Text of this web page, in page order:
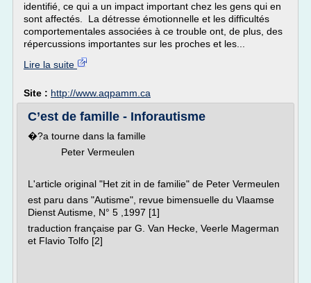
identifié, ce qui a un impact important chez les gens qui en
sont affectés. La détresse émotionnelle et les difficultés
comportementales associées à ce trouble ont, de plus, des
répercussions importantes sur les proches et les...
Lire la suite
Site : http://www.aqpamm.ca
C’est de famille - Inforautisme
�?a tourne dans la famille
Peter Vermeulen
L'article original "Het zit in de familie" de Peter Vermeulen
est paru dans "Autisme", revue bimensuelle du Vlaamse
Dienst Autisme, N° 5 ,1997 [1]
traduction française par G. Van Hecke, Veerle Magerman
et Flavio Tolfo [2]